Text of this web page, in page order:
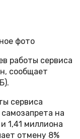
фото
работы сервиса
сообщает
сервиса
на
1,41 миллиона
отмену 8%